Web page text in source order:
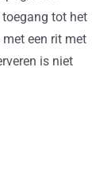
tot het
een rit met
is niet